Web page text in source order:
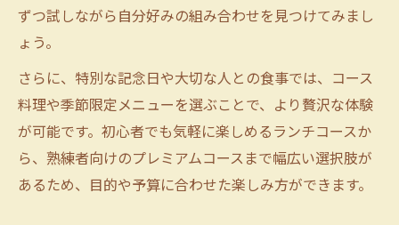
ずつ試しながら自分好みの組み合わせを見つけてみまし
ょう。
さらに、特別な記念日や大切な人との食事では、コース
料理や季節限定メニューを選ぶことで、より贅沢な体験
が可能です。初心者でも気軽に楽しめるランチコースか
ら、熟練者向けのプレミアムコースまで幅広い選択肢が
あるため、目的や予算に合わせた楽しみ方ができます。